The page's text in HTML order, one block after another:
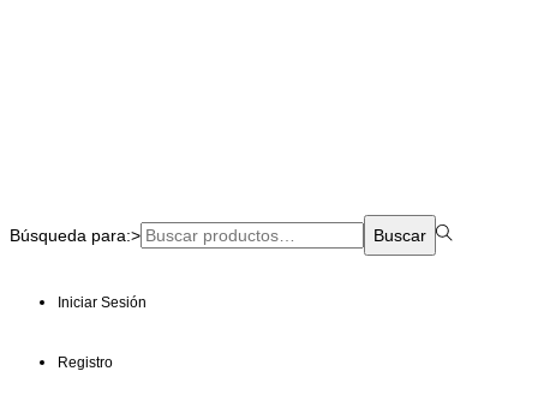
Búsqueda para:> Buscar
Iniciar Sesión
Registro